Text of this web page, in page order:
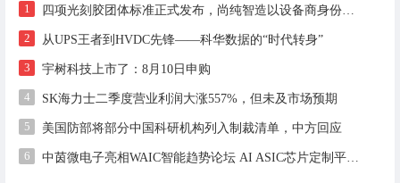
1 四项光刻胶团体标准正式发布，尚纯智造以设备商身份跻身标准起草席
2 从UPS王者到HVDC先锋——科华数据的“时代转身”
3 宇树科技上市了：8月10日申购
4 SK海力士二季度营业利润大涨557%，但未及市场预期
5 美国防部将部分中国科研机构列入制裁清单，中方回应
6 中茵微电子亮相WAIC智能趋势论坛 AI ASIC芯片定制平台赋能工业AI落地